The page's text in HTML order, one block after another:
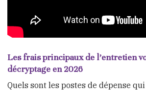
Les frais principaux de l’entretien
décryptage en 2026
Quels sont les postes de dépense